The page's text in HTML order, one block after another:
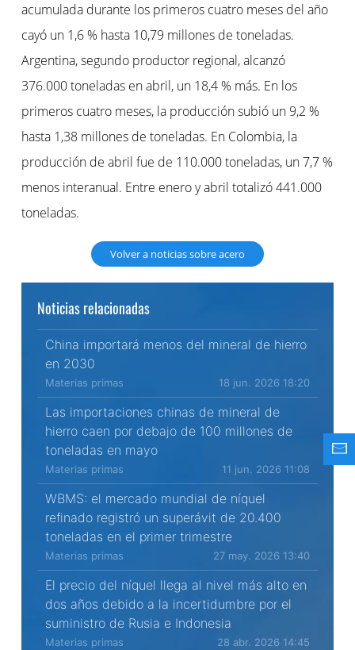
acumulada durante los primeros cuatro meses del año
cayó un 1,6 % hasta 10,79 millones de toneladas.
Argentina, segundo productor regional, alcanzó
376.000 toneladas en abril, un 18,4 % más. En los
primeros cuatro meses, la producción subió un 9,2 %
hasta 1,38 millones de toneladas. En Colombia, la
producción de abril fue de 110.000 toneladas, un 7,7 %
menos interanual. Entre enero y abril totalizó 441.000
toneladas.
Volver a noticias sobre acero
Noticias relacionadas
China importará menos del mineral de hierro
en 2030
Materias primas 18 jun. 2026 18:20
Las importaciones chinas de mineral de
hierro caen por debajo de 100 millones de
toneladas en mayo
Materias primas 11 jun. 2026 11:08
WBMS: el mercado mundial de níquel
refinado registró un superávit de 20.400
toneladas en el primer trimestre
Materias primas 27 may. 2026 13:40
El precio del níquel llega al nivel más alto en
dos años debido a la incertidumbre por el
suministro de Rusia e Indonesia
Materias primas 28 abr. 2026 14:45